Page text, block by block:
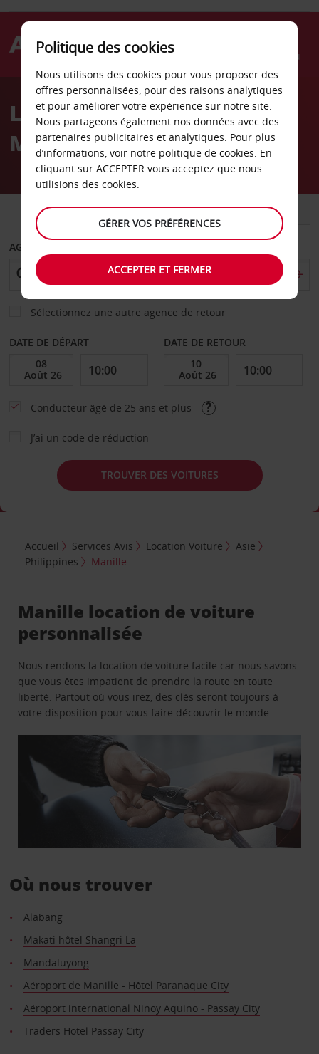
Menu
AvisLocation de voiture
Manille
VOITURE UTILITAIRE
AGENCE DE DÉPART
Sélectionnez une autre agence de retour
DATE DE DÉPART DATE DE RETOUR
Conducteur âgé de 25 ans et plus
J’ai un code de réduction
TROUVER DES VOITURES
Accueil Services Avis Location Voiture
Asie
Philippines
Manille
Manille location de voiture
personnalisée
Nous rendons la location de voiture facile car nous savons
que vous êtes impatient de prendre la route en toute
liberté. Partout où vous irez, des clés seront toujours à
votre disposition pour vous faire découvrir le monde.
Où nous trouver
Alabang
Makati hôtel Shangri La
Mandaluyong
Aéroport de Manille - Hôtel Paranaque City
Aéroport international Ninoy Aquino - Passay City
Traders Hotel Passay City
Politique des cookies
Nous utilisons des cookies pour vous proposer des
offres personnalisées, pour des raisons analytiques
et pour améliorer votre expérience sur notre site.
Nous partageons également nos données avec des
partenaires publicitaires et analytiques. Pour plus
d’informations, voir notre politique de cookies. En
cliquant sur ACCEPTER vous acceptez que nous
utilisions des cookies.
GÉRER VOS PRÉFÉRENCES
ACCEPTER ET FERMER